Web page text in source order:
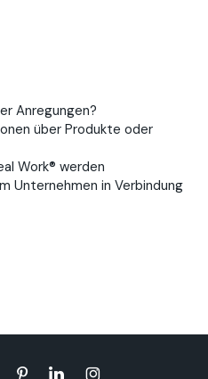
Anregungen?
über Produkte oder
Work® werden
Unternehmen in Verbindung